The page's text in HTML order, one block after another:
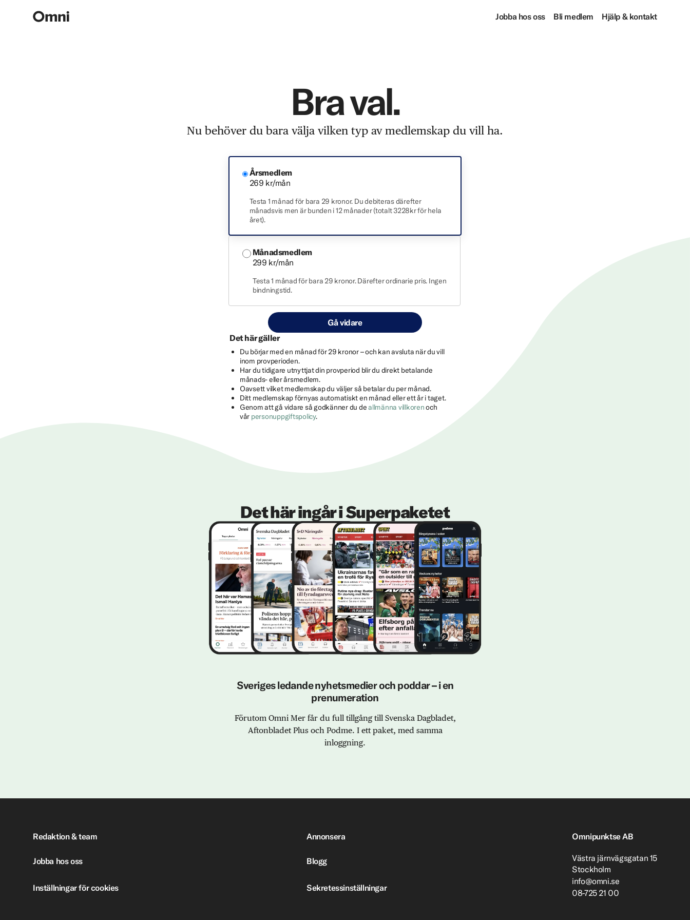
Jobba hos oss Bli medlem Hjälp & kontakt
Bra val.
Nu behöver du bara välja vilken typ av medlemskap du vill ha.
Årsmedlem
269 kr/mån
Testa 1 månad för bara 29 kronor. Du debiteras därefter
månadsvis men är bunden i 12 månader (totalt 3228kr för hela
året).
Månadsmedlem
299 kr/mån
Testa 1 månad för bara 29 kronor. Därefter ordinarie pris. Ingen
bindningstid.
Gå vidare
Det här gäller
Du börjar med en månad för 29 kronor – och kan avsluta när du vill
inom provperioden.
Har du tidigare utnyttjat din provperiod blir du direkt betalande
månads- eller årsmedlem.
Oavsett vilket medlemskap du väljer så betalar du per månad.
Ditt medlemskap förnyas automatiskt en månad eller ett år i taget.
Genom att gå vidare så godkänner du deallmänna villkorenoch
vår personuppgiftspolicy.
Det här ingår i Superpaketet
Sveriges ledande nyhetsmedier och poddar – i en
prenumeration
Förutom Omni Mer får du full tillgång till Svenska Dagbladet,
Aftonbladet Plus och Podme. I ett paket, med samma
inloggning.
Redaktion & team Annonsera
Jobba hos oss Blogg
Inställningar för cookies Sekretessinställningar
Omnipunktse AB
Västra järnvägsgatan 15
Stockholm
info@omni.se
08-725 21 00